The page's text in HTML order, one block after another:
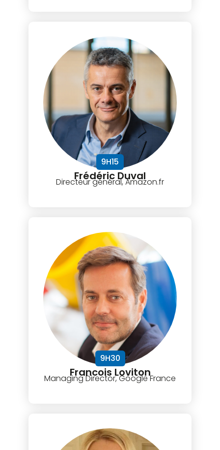
9H15
Frédéric Duval
Directeur général, Amazon.fr
9H30
Francois Loviton
Managing Director, Google France